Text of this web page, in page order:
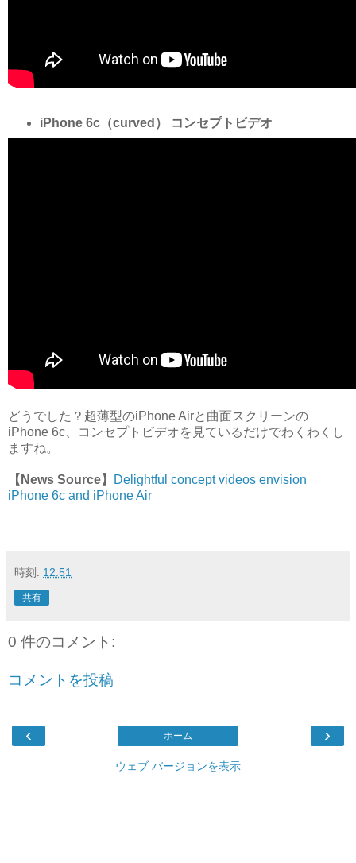
iPhone 6c（curved） コンセプトビデオ
どうでした？超薄型のiPhone Airと曲面スクリーンの
iPhone 6c、コンセプトビデオを見ているだけでわくわくし
ますね。
【News Source】
Delightful concept videos envision
iPhone 6c and iPhone Air
時刻: 12:51
共有
0 件のコメント:
コメントを投稿
‹ ›
ホーム
ウェブ バージョンを表示